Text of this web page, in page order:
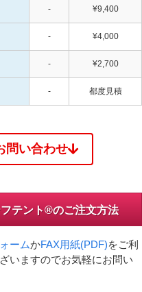
- ¥9,400
- ¥4,000
- ¥2,700
- 都度見積
問い合わせ
テント®のご注文方法
ームかFAX用紙(PDF)をご利
いますのでお気軽にお問い